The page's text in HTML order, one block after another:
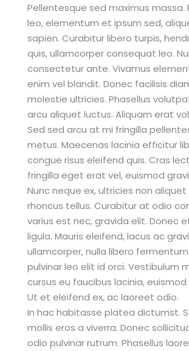
Pellentesque sed maximus massa.
leo, elementum et ipsum sed,
sapien. Curabitur libero turpis,
quis, ullamcorper consequat leo.
consectetur ante. Vivamus
enim vel blandit. Donec facilisis
molestie ultricies. Phasellus
arcu aliquet luctus. Aliquam erat
Sed sed arcu at mi fringilla
metus. Maecenas lacinia efficitur
congue risus eleifend quis. Cras
fringilla eget erat vel, euismod
Nunc neque ex, ultricies non
rhoncus tellus. Curabitur at odio
varius est nec, gravida elit. Donec
ligula. Mauris eleifend, lacus ac
ullamcorper, nulla libero
pulvinar leo elit id orci. Vestibulum
cursus eu faucibus lacinia,
Ut et eleifend ex, ac laoreet odio.
In hac habitasse platea dictumst.
mollis eros a viverra. Donec
odio pulvinar rutrum. Phasellus